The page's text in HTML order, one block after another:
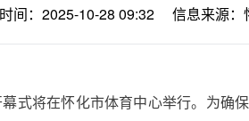
间：2025-10-28 09:32 信息来源：
式将在怀化市体育中心举行。为确